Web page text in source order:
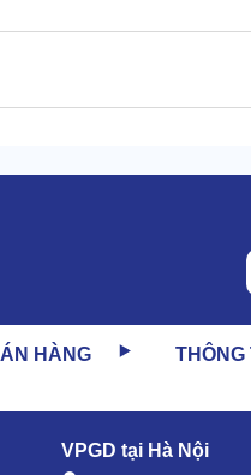
tháp làm mát
được làm bằng hợp
bộ phận liền kề còn
tuổi thọ máy được duy
dung môi của
HÀNG THÔNG
VPGD tại Hà Nội